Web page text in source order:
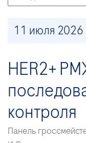
11 июля 2026
HER2+
контроля
Панель